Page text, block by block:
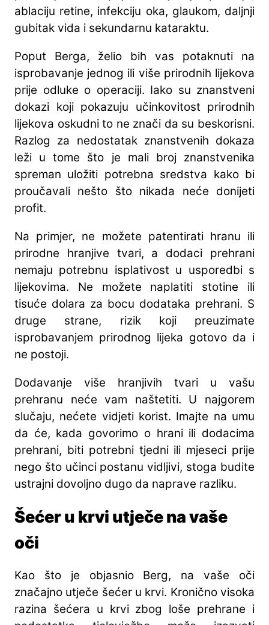
ablaciju retine, infekciju oka, glaukom, daljnji
gubitak vida i sekundarnu kataraktu.
Poput Berga, želio bih vas potaknuti na
isprobavanje jednog ili više prirodnih lijekova
prije odluke o operaciji. Iako su znanstveni
dokazi koji pokazuju učinkovitost prirodnih
lijekova oskudni to ne znači da su beskorisni.
Razlog za nedostatak znanstvenih dokaza
leži u tome što je mali broj znanstvenika
spreman uložiti potrebna sredstva kako bi
proučavali nešto što nikada neće donijeti
profit.
Na primjer, ne možete patentirati hranu ili
prirodne hranjive tvari, a dodaci prehrani
nemaju potrebnu isplativost u usporedbi s
lijekovima. Ne možete naplatiti stotine ili
tisuće dolara za bocu dodataka prehrani. S
druge strane, rizik koji preuzimate
isprobavanjem prirodnog lijeka gotovo da i
ne postoji.
Dodavanje više hranjivih tvari u vašu
prehranu neće vam naštetiti. U najgorem
slučaju, nećete vidjeti korist. Imajte na umu
da će, kada govorimo o hrani ili dodacima
prehrani, biti potrebni tjedni ili mjeseci prije
nego što učinci postanu vidljivi, stoga budite
ustrajni dovoljno dugo da naprave razliku.
Šećer u krvi utječe na vaše
oči
Kao što je objasnio Berg, na vaše oči
značajno utječe šećer u krvi. Kronično visoka
razina šećera u krvi zbog loše prehrane i